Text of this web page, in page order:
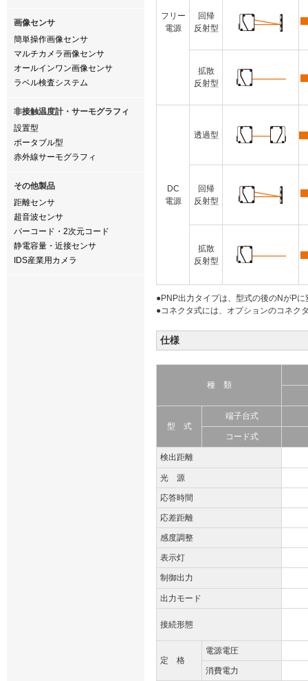
画像センサ
簡単操作画像センサ
マルチカメラ画像センサ
オールインワン画像センサ
ラベル検査システム
非接触温度計・サーモグラフィ
設置型
ポータブル型
赤外線サーモグラフィ
その他製品
距離センサ
超音波センサ
バーコード・2次元コード
静電容量・近接センサ
IDS産業用カメラ
フリー
電源
回帰
反射型
拡散
反射型
DC
電源
透過型
回帰
反射型
拡散
反射型
●PNP出力タイプは、型式の後のNがP
●コネクタ式には、オプションのコネク
仕様
種 類
型 式
端子台式
コード式
検出距離
光 源
応答時間
応差距離
感度調整
表示灯
制御出力
出力モード
接続形態
定 格
電源電圧
消費電力